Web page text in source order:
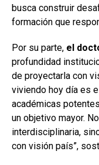
busca construir
formación que
Por su parte, el
profundidad
de proyectarla con
viviendo hoy día es
académicas
un objetivo mayor.
interdisciplinaria,
con visión país”,